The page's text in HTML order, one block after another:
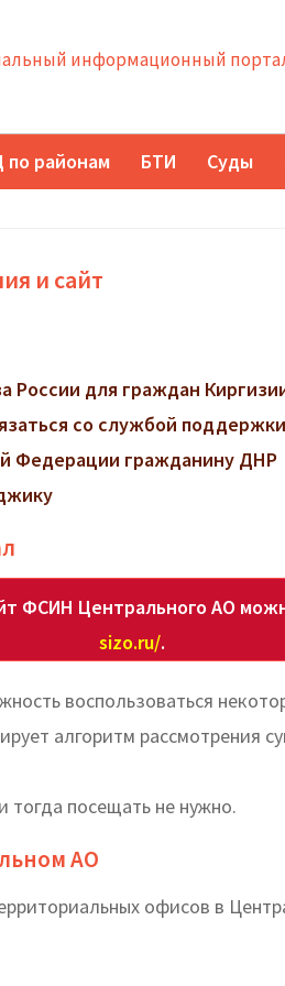
информационный
районам БТИ Суды
и сайт
России для граждан
со службой поддержки
Федерации гражданину ДНР
ФСИН Центрального АО
sizo.ru/.
воспользоваться
алгоритм рассмотрения
тогда посещать не нужно.
АО
офисов в